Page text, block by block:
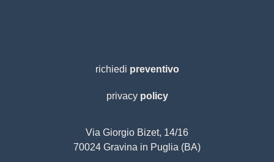
Via Giorgio Bizet, 14/16
70024 Gravina in Puglia (BA)
richiedi preventivo
privacy policy